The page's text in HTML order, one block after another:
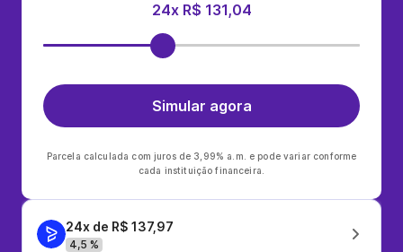
24x R$ 131,04
Simular agora
Parcela calculada com juros de 3,99% a.m. e pode variar conforme
cada instituição financeira.
24x de R$ 137,97
4,5 %